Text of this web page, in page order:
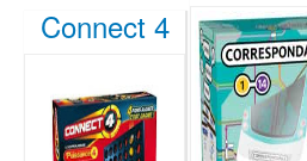
Connect 4